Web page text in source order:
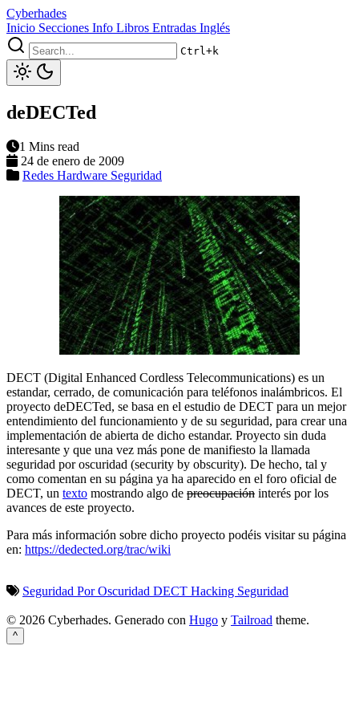
Cyberhades
Inicio Secciones Info Libros Entradas Inglés
Ctrl+k
deDECTed
1 Mins read
24 de enero de 2009
Redes Hardware Seguridad
DECT (Digital Enhanced Cordless Telecommunications) es un
estandar, cerrado, de comunicación para teléfonos inalámbricos. El
proyecto deDECTed, se basa en el estudio de DECT para un mejor
entendimiento del funcionamiento y de su seguridad, para crear una
implementación de abierta de dicho estandar. Proyecto sin duda
interesante y que una vez más pone de manifiesto la llamada
seguridad por oscuridad (security by obscurity). De hecho, tal y
como comentan en su página ya ha aparecido en el foro oficial de
DECT, un texto mostrando algo de preocupación interés por los
avances de este proyecto.
Para más información sobre dicho proyecto podéis visitar su página
en: https://dedected.org/trac/wiki
Seguridad Por Oscuridad DECT Hacking Seguridad
© 2026 Cyberhades. Generado con Hugo y Tailroad theme.
^